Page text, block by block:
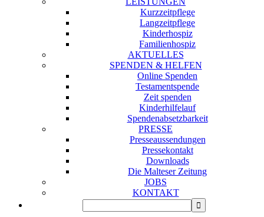
Kurzzeitpflege
Langzeitpflege
Kinderhospiz
Familienhospiz
AKTUELLES
SPENDEN & HELFEN
Online Spenden
Testamentspende
Zeit spenden
Kinderhilfelauf
Spendenabsetzbarkeit
PRESSE
Presseaussendungen
Pressekontakt
Downloads
Die Malteser Zeitung
JOBS
KONTAKT